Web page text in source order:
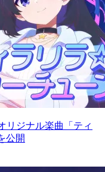
リジナル楽曲「ティ
公開